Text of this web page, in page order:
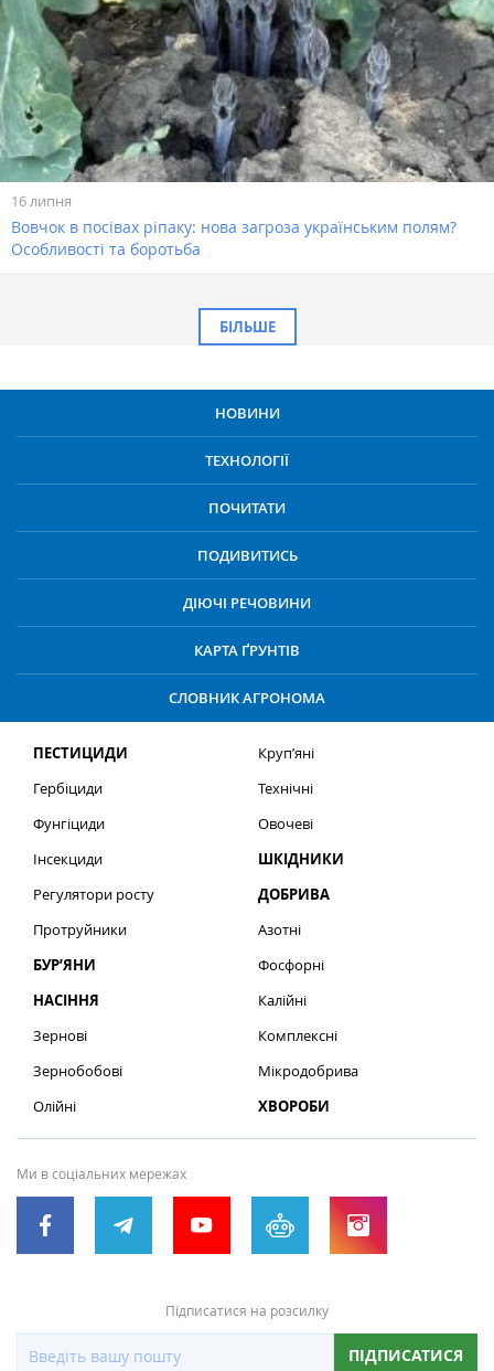
16 липня
Вовчок в посівах ріпаку: нова загроза українським полям?
Особливості та боротьба
БІЛЬШЕ
НОВИНИ
ТЕХНОЛОГІЇ
ПОЧИТАТИ
ПОДИВИТИСЬ
ДІЮЧІ РЕЧОВИНИ
КАРТА ҐРУНТІВ
СЛОВНИК АГРОНОМА
ПЕСТИЦИДИ
Гербіциди
Фунгіциди
Інсекциди
Регулятори росту
Протруйники
БУР’ЯНИ
НАСІННЯ
Зернові
Зернобобові
Олійні
Круп’яні
Технічні
Овочеві
ШКІДНИКИ
ДОБРИВА
Азотні
Фосфорні
Калійні
Комплексні
Мікродобрива
ХВОРОБИ
Ми в соціальних мережах
Підписатися на розсилку
ПІДПИСАТИСЯ